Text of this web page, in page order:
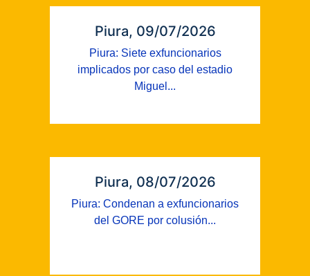
Piura, 09/07/2026
Piura: Siete exfuncionarios
implicados por caso del estadio
Miguel...
Piura, 08/07/2026
Piura: Condenan a exfuncionarios
del GORE por colusión...